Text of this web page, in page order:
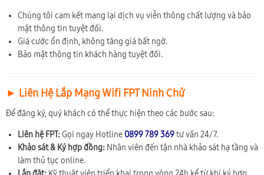
Chúng tôi cam kết mang lại dịch vụ viễn thông chất lượng và bảo
mật thông tin tuyệt đối.
Giá cước ổn định, không tăng giá bất ngờ.
Bảo mật thông tin khách hàng tuyệt đối.
► Liên Hệ Lắp Mạng Wifi FPT Ninh Chử
Để đăng ký, quý khách có thể thực hiện theo các bước sau:
Liên hệ FPT: Gọi ngay Hotline 0899 789 369tư vấn 24/7.
Khảo sát & Ký hợp đồng: Nhân viên đến tận nhà khảo sát hạ tầng và
làm thủ tục online.